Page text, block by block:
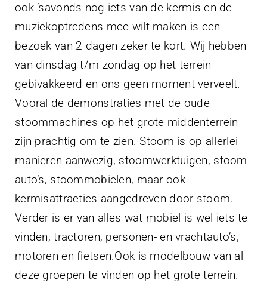
ook ‘savonds nog iets van de kermis en de
muziekoptredens mee wilt maken is een
bezoek van 2 dagen zeker te kort. Wij hebben
van dinsdag t/m zondag op het terrein
gebivakkeerd en ons geen moment verveelt.
Vooral de demonstraties met de oude
stoommachines op het grote middenterrein
zijn prachtig om te zien. Stoom is op allerlei
manieren aanwezig, stoomwerktuigen, stoom
auto’s, stoommobielen, maar ook
kermisattracties aangedreven door stoom.
Verder is er van alles wat mobiel is wel iets te
vinden, tractoren, personen- en vrachtauto’s,
motoren en fietsen.Ook is modelbouw van al
deze groepen te vinden op het grote terrein.